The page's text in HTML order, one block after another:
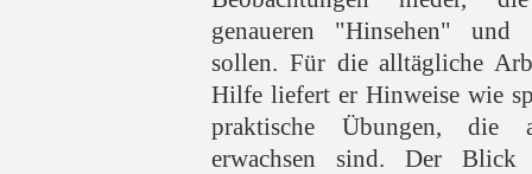
genaueren "Hinsehen" und
sollen. Für die alltägliche
Hilfe liefert er Hinweise wie
praktische Übungen, die
erwachsen sind. Der